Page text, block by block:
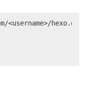
hexo.git